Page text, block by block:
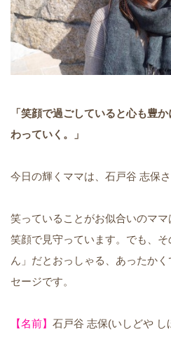
「笑顔で過ごしていると心も豊
わっていく。」
今日の輝くママは、石戸谷 志保さ
笑っていることがお似合いのマ
笑顔で見守っています。でも、
ん」だとおっしゃる、あったか
セージです。
【名前】 石戸谷 志保(いしどや し